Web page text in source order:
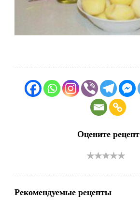
Оцените рецепт
Рекомендуемые рецепты